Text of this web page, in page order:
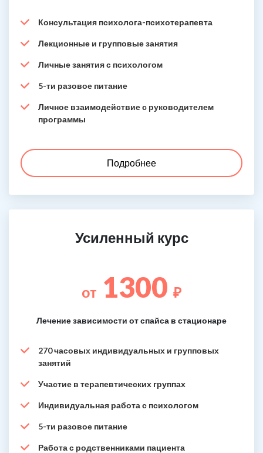
Консультация психолога-психотерапевта
Лекционные и групповые занятия
Личные занятия с психологом
5-ти разовое питание
Личное взаимодействие с руководителем
программы
Подробнее
Усиленный курс
от 1300 ₽
Лечение зависимости от спайса в стационаре
270 часовых индивидуальных и групповых
занятий
Участие в терапевтических группах
Индивидуальная работа с психологом
5-ти разовое питание
Работа с родственниками пациента